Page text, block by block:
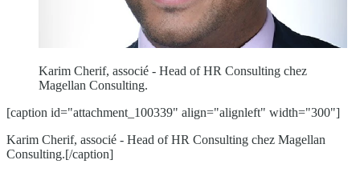
Karim Cherif, associé - Head of HR Consulting chez
Magellan Consulting.
[caption id="attachment_100339" align="alignleft" width="300"]
Karim Cherif, associé - Head of HR Consulting chez Magellan
Consulting.[/caption]